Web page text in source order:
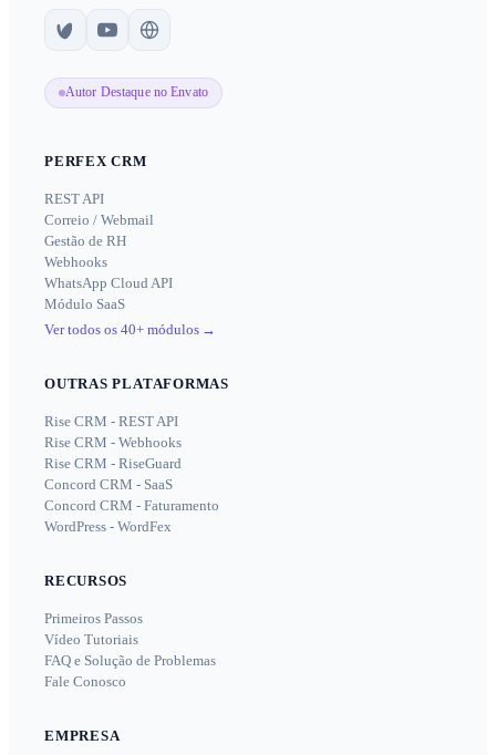
Autor Destaque no Envato
PERFEX CRM
REST API
Correio / Webmail
Gestão de RH
Webhooks
WhatsApp Cloud API
Módulo SaaS
Ver todos os 40+ módulos →
OUTRAS PLATAFORMAS
Rise CRM - REST API
Rise CRM - Webhooks
Rise CRM - RiseGuard
Concord CRM - SaaS
Concord CRM - Faturamento
WordPress - WordFex
RECURSOS
Primeiros Passos
Vídeo Tutoriais
FAQ e Solução de Problemas
Fale Conosco
EMPRESA